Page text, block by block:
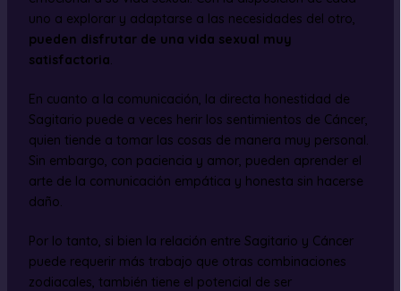
uno a explorar y adaptarse a las necesidades del otro,
pueden disfrutar de una vida sexual muy
satisfactoria
En cuanto a la comunicación, la directa honestidad de
Sagitario puede a veces herir los sentimientos de Cáncer,
quien tiende a tomar las cosas de manera muy personal.
Sin embargo, con paciencia y amor, pueden aprender el
arte de la comunicación empática y honesta sin hacerse
daño.
Por lo tanto, si bien la relación entre Sagitario y Cáncer
puede requerir más trabajo que otras combinaciones
zodiacales, también tiene el potencial de ser